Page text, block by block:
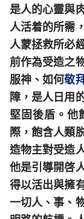
是人的心靈與
人活着的所需
人蒙拯救所必
前作為受造之
服神、如何敬
障，是人日用
堅固後盾。他
際，飽含人類
造物主對受造
他是引導開啓
得以活出與擁
一切人、事、